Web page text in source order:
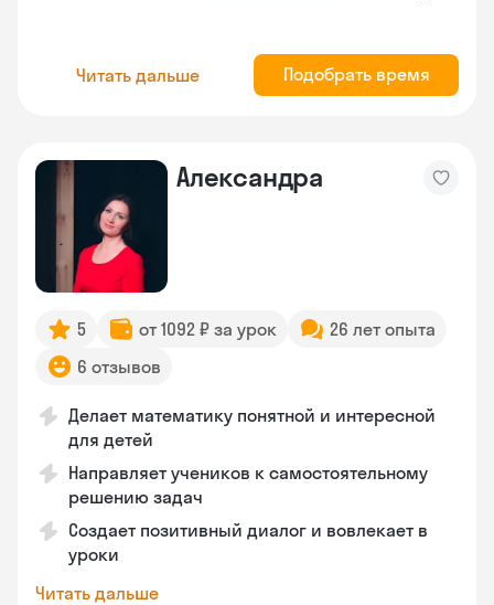
Читать дальше Подобрать время
Александра
5 от 1092 ₽ за урок
26 лет опыта
6 отзывов
Делает математику понятной и интересной
для детей
Направляет учеников к самостоятельному
решению задач
Создает позитивный диалог и вовлекает в
уроки
Читать дальше